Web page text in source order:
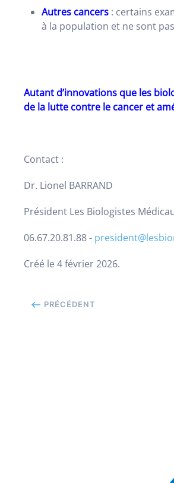
Autres cancers : certains
à la population et ne sont
Autant d’innovations que les
de la lutte contre le cancer et
Contact :
Dr. Lionel BARRAND
Président Les Biologistes
06.67.20.81.88 -
Créé le 4 février 2026.
PRÉCÉDENT